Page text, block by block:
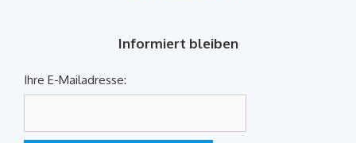
Informiert bleiben
Ihre E-Mailadresse: